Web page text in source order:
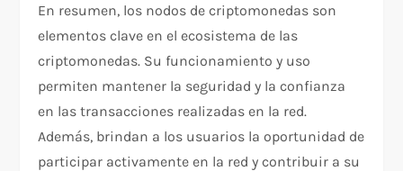
En resumen, los nodos de criptomonedas son
elementos clave en el ecosistema de las
criptomonedas. Su funcionamiento y uso
permiten mantener la seguridad y la confianza
en las transacciones realizadas en la red.
Además, brindan a los usuarios la oportunidad de
participar activamente en la red y contribuir a su